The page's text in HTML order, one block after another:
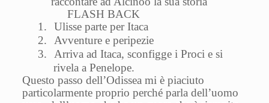
FLASH BACK
1.
Ulisse parte per Itaca
2.
Avventure e peripezie
3.
Arriva ad Itaca, sconfigge i Proci e si
rivela a Penelope.
Questo passo dell’Odissea mi è piaciuto
particolarmente proprio perché parla dell’uomo